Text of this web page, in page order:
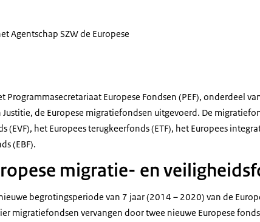
Agentschap SZW de Europese
Programmasecretariaat Europese Fondsen (PEF), onderdeel
de Europese migratiefondsen uitgevoerd. De
(EVF), het Europees terugkeerfonds (ETF), het Europees
(EBF).
migratie- en
begrotingsperiode van 7 jaar (2014 – 2020) van de
migratiefondsen vervangen door twee nieuwe Europese